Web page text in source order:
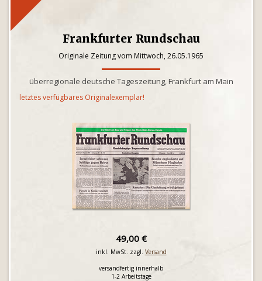
Frankfurter Rundschau
Originale Zeitung vom Mittwoch, 26.05.1965
überregionale deutsche Tageszeitung, Frankfurt am Main
letztes verfügbares Originalexemplar!
49,00 €
inkl. MwSt. zzgl. Versand
versandfertig innerhalb
1-2 Arbeitstage